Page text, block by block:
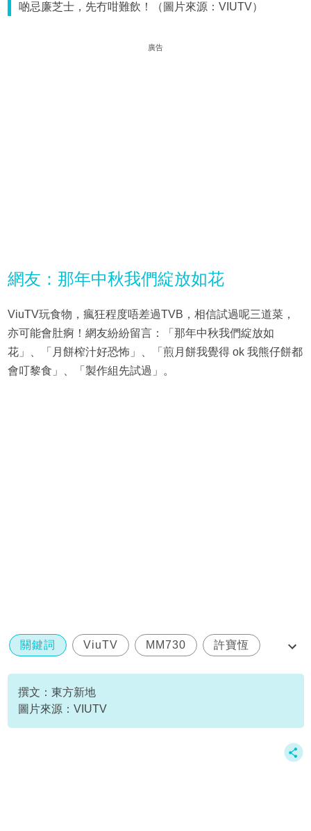
啲忌廉芝士，先冇咁難飲！（圖片來源：VIUTV）
廣告
網友：那年中秋我們綻放如花
ViuTV玩食物，瘋狂程度唔差過TVB，相信試過呢三道菜，
亦可能會肚痾！網友紛紛留言：「那年中秋我們綻放如
花」、「月餅榨汁好恐怖」、「煎月餅我覺得 ok 我熊仔餅都
會叮黎食」、「製作組先試過」。
關鍵詞 ViuTV MM730 許寶恆
Alice
撰文：東方新地
圖片來源：VIUTV